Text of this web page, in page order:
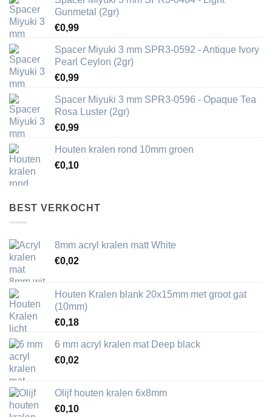
Gunmetal (2gr)
€0,99
Spacer Miyuki 3 mm SPR3-0592 - Antique Ivory
Pearl Ceylon (2gr)
€0,99
Spacer Miyuki 3 mm SPR3-0596 - Opaque Tea
Rosa Luster (2gr)
€0,99
Houten kralen rond 10mm groen
€0,10
BEST VERKOCHT
8mm acryl kralen matt White
€0,02
Houten Kralen blank 20x15mm met groot gat
(10mm)
€0,18
6 mm acryl kralen mat Deep black
€0,02
Olijf houten kralen 6x8mm
€0,10